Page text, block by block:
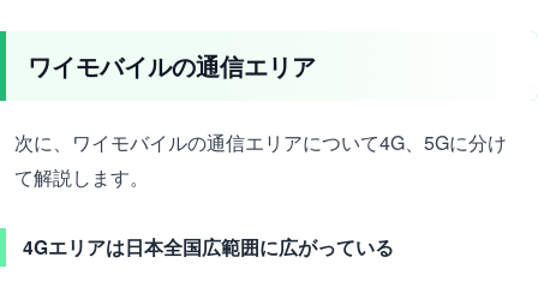
ワイモバイルの通信エリア
次に、ワイモバイルの通信エリアについて4G、5Gに分け
て解説します。
4Gエリアは日本全国広範囲に広がっている